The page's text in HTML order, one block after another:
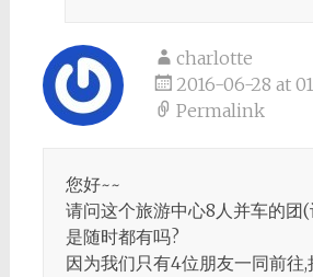
charlotte
2016-06-28 at
Permalink
您好~~
请问这个旅游中心8人并车的团
是随时都有吗?
因为我们只有4位朋友一同前往,